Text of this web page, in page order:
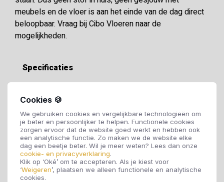
Cookies 🍪
We gebruiken cookies en vergelijkbare technologieën om
je beter en persoonlijker te helpen. Functionele cookies
zorgen ervoor dat de website goed werkt en hebben ook
een analytische functie. Zo maken we de website elke
dag een beetje beter. Wil je meer weten? Lees dan onze
cookie- en privacyverklaring.
Klik op ‘Oké’ om te accepteren. Als je kiest voor
‘Weigeren’, plaatsen we alleen functionele en analytische
cookies.
meubels en de vloer is aan het einde van de dag direct
beloopbaar. Vraag bij Cibo Vloeren naar de
mogelijkheden.
Specificaties
Soort vloer:
Motief: Hongaarse Punt
Dikte: